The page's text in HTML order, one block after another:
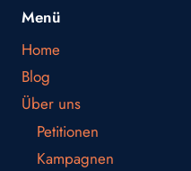
Menü
Home
Blog
Über uns
Petitionen
Kampagnen